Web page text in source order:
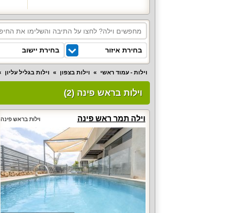
בחירת איזור בחירת יישוב
וילות - עמוד ראשי וילות בצפון וילות בגליל עליון
וילות בראש פינה (2)
וילה תמר ראש פינה וילות בראש פינה